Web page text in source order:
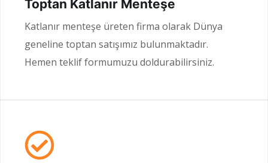
Toptan Katlanır Menteşe
Katlanır menteşe üreten firma olarak Dünya
geneline toptan satışımız bulunmaktadır.
Hemen teklif formumuzu doldurabilirsiniz.